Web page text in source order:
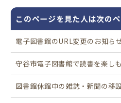
このページを見た人は次の
電子図書館のURL変更のお知ら
守谷市電子図書館で読書を楽し
図書館休館中の雑誌・新聞の移